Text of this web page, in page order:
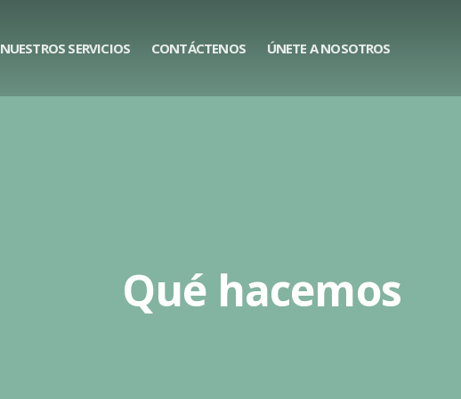
NUESTROS SERVICIOS CONTÁCTENOS ÚNETE A NOSOTROS
Qué hacemos